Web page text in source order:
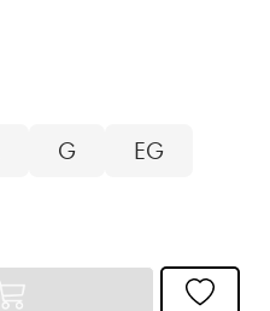
G EG